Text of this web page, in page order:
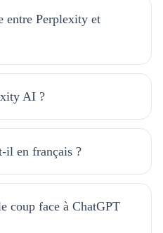
entre Perplexity et
AI ?
il en français ?
coup face à ChatGPT